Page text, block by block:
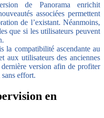
de Panorama enrichit
associées permettent
de l’existant. Néanmoins,
que si les utilisateurs peuvent
la compatibilité ascendante au
aux utilisateurs des anciennes
version afin de profiter
effort.
en